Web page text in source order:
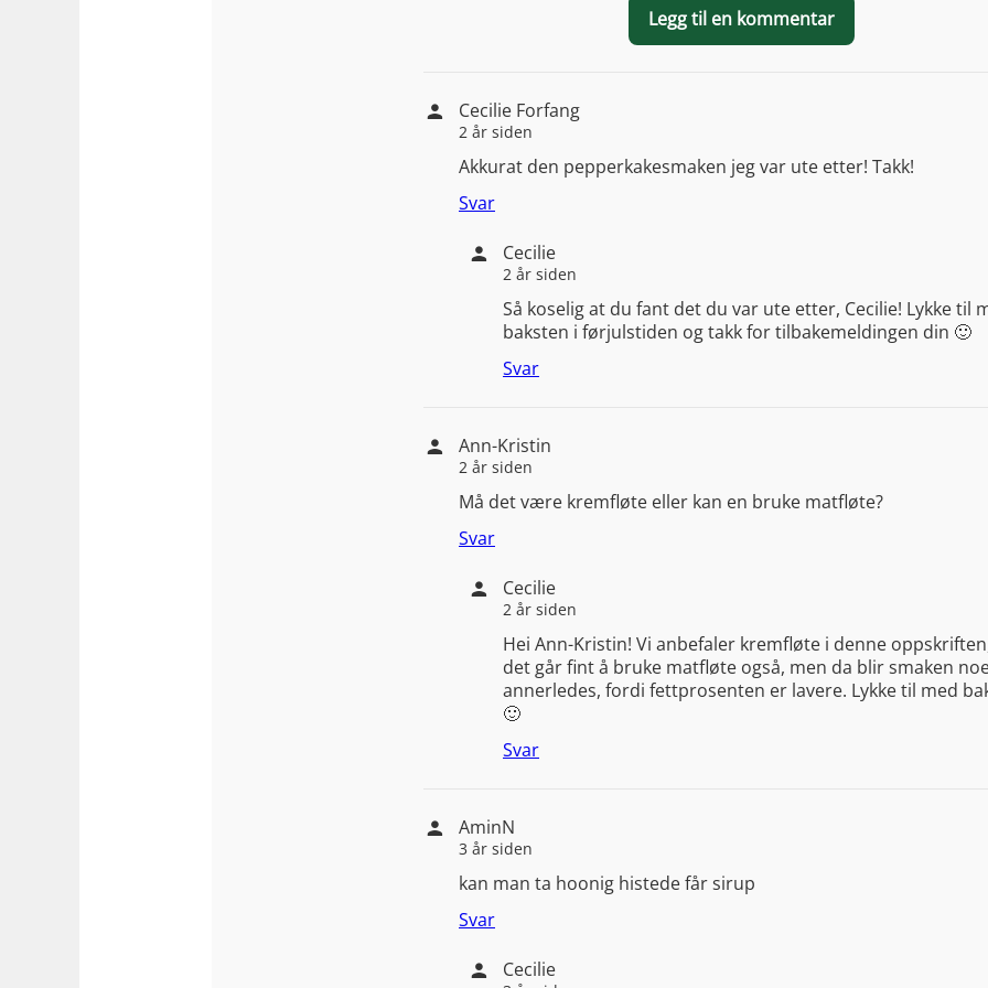
Legg til en kommentar
Cecilie Forfang
2 år siden
Akkurat den pepperkakesmaken jeg var ute etter! Takk!
Svar
Cecilie
2 år siden
Så koselig at du fant det du var ute etter, Cecilie! Lykke til
baksten i førjulstiden og takk for tilbakemeldingen din 🙂
Svar
Ann-Kristin
2 år siden
Må det være kremfløte eller kan en bruke matfløte?
Svar
Cecilie
2 år siden
Hei Ann-Kristin! Vi anbefaler kremfløte i denne
det går fint å bruke matfløte også, men da blir smaken
annerledes, fordi fettprosenten er lavere. Lykke til med
🙂
Svar
AminN
3 år siden
kan man ta hoonig histede får sirup
Svar
Cecilie